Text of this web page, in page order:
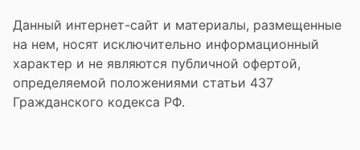
Данный интернет-сайт и материалы, размещенные
на нем, носят исключительно информационный
характер и не являются публичной офертой,
определяемой положениями статьи 437
Гражданского кодекса РФ.